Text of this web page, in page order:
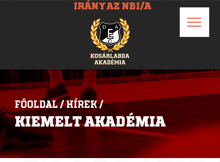
IRÁNY AZ NBI/A
FŐOLDAL / HÍREK /
KIEMELT AKADÉMIA